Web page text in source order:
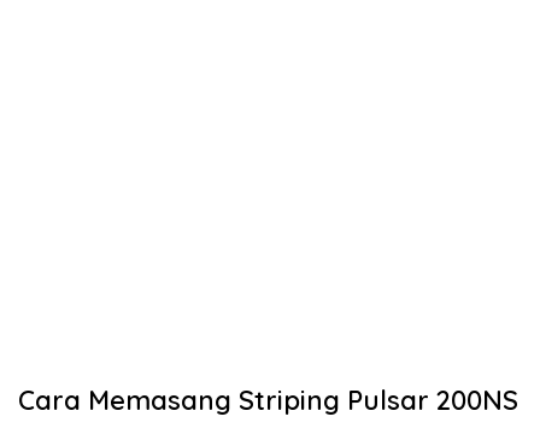
Cara Memasang Striping Pulsar 200NS